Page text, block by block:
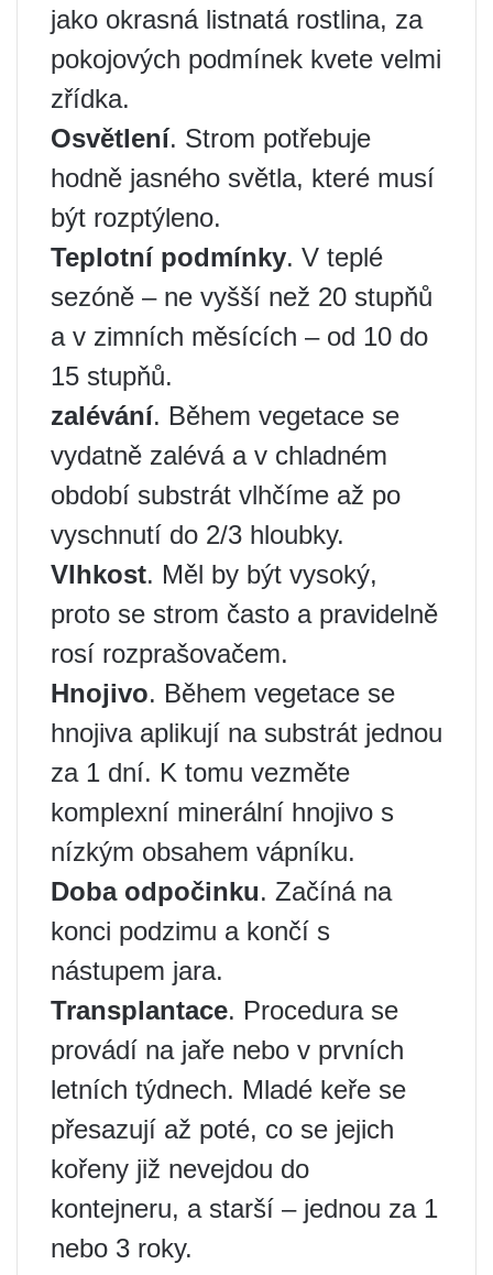
jako okrasná listnatá rostlina, za
pokojových podmínek kvete velmi
zřídka.
Osvětlení. Strom potřebuje
hodně jasného světla, které musí
být rozptýleno.
Teplotní podmínky. V teplé
sezóně – ne vyšší než 20 stupňů
a v zimních měsících – od 10 do
15 stupňů.
zalévání. Během vegetace se
vydatně zalévá a v chladném
období substrát vlhčíme až po
vyschnutí do 2/3 hloubky.
Vlhkost. Měl by být vysoký,
proto se strom často a pravidelně
rosí rozprašovačem.
Hnojivo. Během vegetace se
hnojiva aplikují na substrát jednou
za 1 dní. K tomu vezměte
komplexní minerální hnojivo s
nízkým obsahem vápníku.
Doba odpočinku. Začíná na
konci podzimu a končí s
nástupem jara.
Transplantace. Procedura se
provádí na jaře nebo v prvních
letních týdnech. Mladé keře se
přesazují až poté, co se jejich
kořeny již nevejdou do
kontejneru, a starší – jednou za 1
nebo 3 roky.